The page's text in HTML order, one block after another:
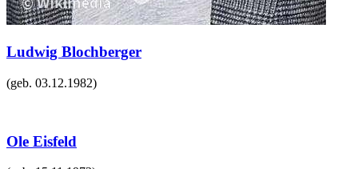
Ludwig Blochberger
(geb. 03.12.1982)
Ole Eisfeld